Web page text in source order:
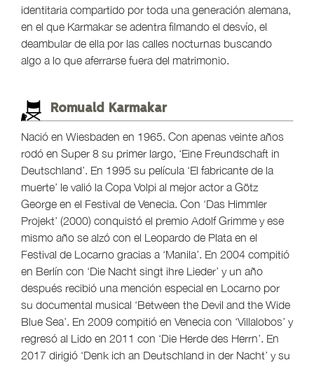
identitaria compartido por toda una generación alemana,
en el que Karmakar se adentra filmando el desvío, el
deambular de ella por las calles nocturnas buscando
algo a lo que aferrarse fuera del matrimonio.
Romuald Karmakar
Nació en Wiesbaden en 1965. Con apenas veinte años
rodó en Super 8 su primer largo, ‘Eine Freundschaft in
Deutschland’. En 1995 su película ‘El fabricante de la
muerte’ le valió la Copa Volpi al mejor actor a Götz
George en el Festival de Venecia. Con ‘Das Himmler
Projekt’ (2000) conquistó el premio Adolf Grimme y ese
mismo año se alzó con el Leopardo de Plata en el
Festival de Locarno gracias a ‘Manila’. En 2004 compitió
en Berlín con ‘Die Nacht singt ihre Lieder’ y un año
después recibió una mención especial en Locarno por
su documental musical ‘Between the Devil and the Wide
Blue Sea’. En 2009 compitió en Venecia con ‘Villalobos’ y
regresó al Lido en 2011 con ‘Die Herde des Herrn’. En
2017 dirigió ‘Denk ich an Deutschland in der Nacht’ y su